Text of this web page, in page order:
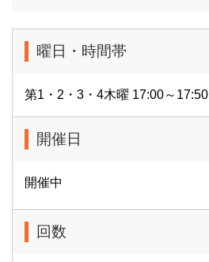
曜日・時間帯
第1・2・3・4木曜 17:00～17:50
開催日
開催中
回数